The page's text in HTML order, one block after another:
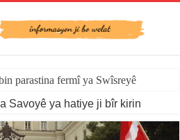
parastina fermî ya Swîsreyê
Katalonyayê dîsa di rojevê de ye
Savoyê ya hatiye ji bîr kirin